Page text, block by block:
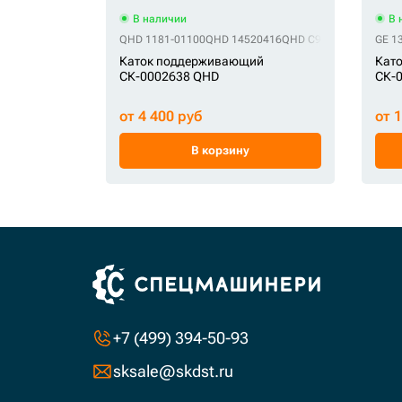
В наличии
QHD 1181-01100QHD 14520416QHD C9314100M00
Каток поддерживающий
СК-0002638 QHD
от 4 400 руб
В корзину
В
GE
СК-
от
+7 (499) 394-50-93
sksale@skdst.ru